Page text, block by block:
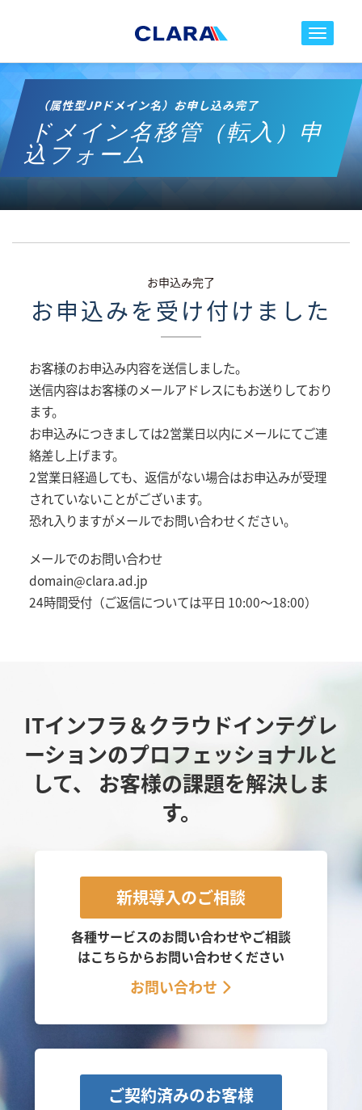
toggle
（属性型JPドメイン名）お申し込み完了
ドメイン名移管（転入）申
込フォーム
お申込み完了
お申込みを受け付けました
お客様のお申込み内容を送信しました。
送信内容はお客様のメールアドレスにもお送りしており
ます。
お申込みにつきましては2営業日以内にメールにてご連
絡差し上げます。
2営業日経過しても、返信がない場合はお申込みが受理
されていないことがございます。
恐れ入りますがメールでお問い合わせください。
メールでのお問い合わせ
domain@clara.ad.jp
24時間受付（ご返信については平日 10:00～18:00）
ITインフラ＆クラウドインテグレ
ーションのプロフェッショナルと
して、
お客様の課題を解決しま
す。
新規導入のご相談
各種サービスのお問い合わせやご相談
はこちらからお問い合わせください
お問い合わせ
ご契約済みのお客様